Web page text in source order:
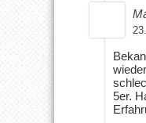
5er.